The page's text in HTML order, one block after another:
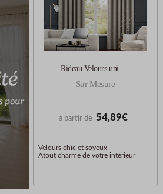
Rideau Velours uni
Sur Mesure
à partir de 54,89€
Velours chic et soyeux
Atout charme de votre intérieur